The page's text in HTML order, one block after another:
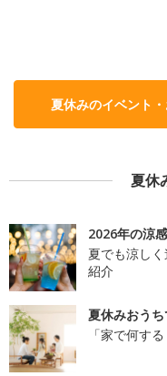
夏休みのイベント
夏休
2026年の涼
夏でも涼し
紹介
夏休みおう
「家で何す